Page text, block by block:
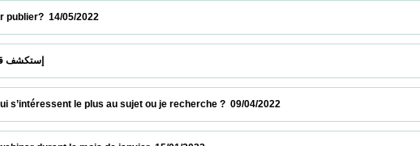
pour publier?  14/05/2022
qui s’intéressent le plus au sujet ou je recherche ?  09/04/2022